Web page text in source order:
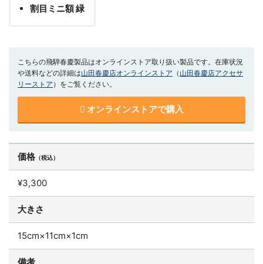
割目ミニ額 緑
こちらの飛騨春慶製品はオンラインストア取り扱い製品です。在庫状況
や送料などの詳細は山田春慶店オンラインストア （ 山田春慶店アクセサ
リーストア ）をご覧ください。
オンラインストアで購入
価格（税込）
¥3,300
大きさ
15cm×11cm×1cm